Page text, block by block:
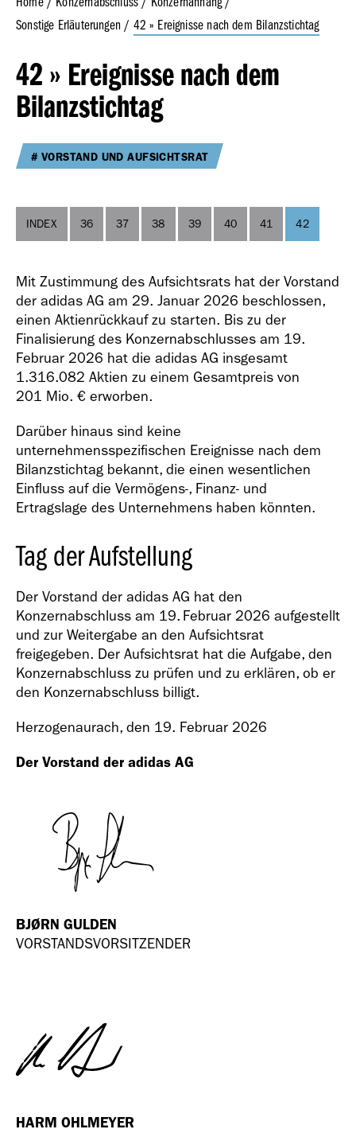
Geschäfts­bericht
2023
Geschäfts­bericht
2022
Geschäfts­bericht
2021
Geschäfts­bericht
2020
Geschäfts­bericht
2019
Geschäfts­bericht
2018
Sonstige Erläuterungen
42 » Ereignisse nach dem Bilanzstichtag
42 » Ereignisse nach dem
Bilanzstichtag
VORSTAND UND AUFSICHTSRAT
INDEX 36 37 38 39 40 41 42
Mit Zustimmung des Aufsichtsrats hat der Vorstand
der adidas AG am 29. Januar 2026 beschlossen,
einen Aktienrückkauf zu starten. Bis zu der
Finalisierung des Konzernabschlusses am 19.
Februar 2026 hat die adidas AG insgesamt
1.316.082 Aktien zu einem Gesamtpreis von
201 Mio. € erworben.
Darüber hinaus sind keine
unternehmensspezifischen Ereignisse nach dem
Bilanzstichtag bekannt, die einen wesentlichen
Einfluss auf die Vermögens-, Finanz- und
Ertragslage des Unternehmens haben könnten.
Tag der Aufstellung
Der Vorstand der adidas AG hat den
Konzernabschluss am 19. Februar 2026 aufgestellt
und zur Weitergabe an den Aufsichtsrat
freigegeben. Der Aufsichtsrat hat die Aufgabe, den
Konzernabschluss zu prüfen und zu erklären, ob er
den Konzernabschluss billigt.
Herzogenaurach, den 19. Februar 2026
Der Vorstand der adidas AG
BJØRN GULDEN
VORSTANDSVORSITZENDER
HARM OHLMEYER